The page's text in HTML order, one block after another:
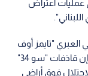
اعتراض
العبري "تايمز أوف
إسرائيل" تقريرا في وقت سابق اليوم قالت فيه، إن قاذفات "سو 34"
فوق أراضي